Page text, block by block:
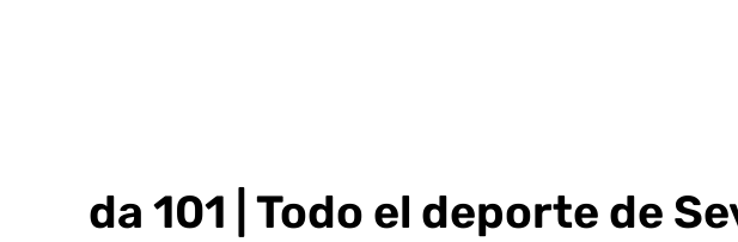
Grada 101 | Todo el deporte de